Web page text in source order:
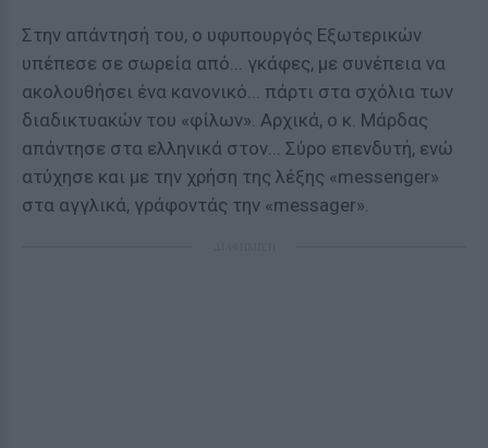
Στην απάντησή του, ο υφυπουργός Εξωτερικών
υπέπεσε σε σωρεία από... γκάφες, με συνέπεια να
ακολουθήσει ένα κανονικό... πάρτι στα σχόλια των
διαδικτυακών του «φίλων». Αρχικά, ο κ. Μάρδας
απάντησε στα ελληνικά στον... Σύρο επενδυτή, ενώ
ατύχησε και με την χρήση της λέξης «messenger»
στα αγγλικά, γράφοντάς την «messager».